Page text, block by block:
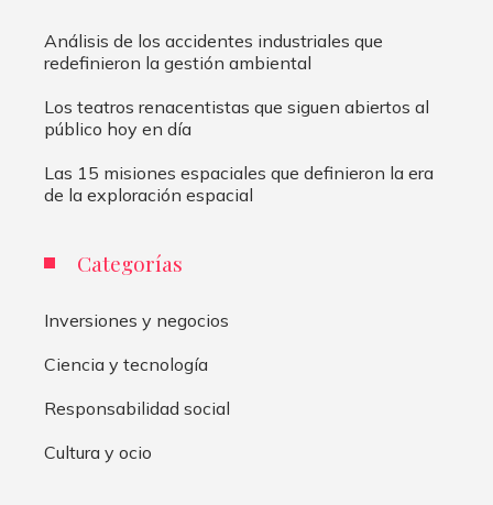
Análisis de los accidentes industriales que
redefinieron la gestión ambiental
Los teatros renacentistas que siguen abiertos al
público hoy en día
Las 15 misiones espaciales que definieron la era
de la exploración espacial
Categorías
Inversiones y negocios
Ciencia y tecnología
Responsabilidad social
Cultura y ocio